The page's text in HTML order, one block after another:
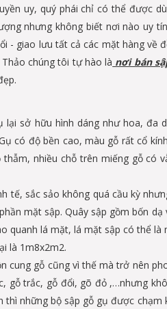
uy, quý phái chỉ có thể được
nhưng không biết nơi nào uy
- giao lưu tất cả các mặt hàng về
chúng tôi tự hào là nơi bán
sở hữu hình dáng như hoa, đa
có độ bền cao, màu gỗ rất cổ
nhiều chỗ trên miếng gỗ có
tế, sắc sảo không quá cầu kỳ
mặt sập. Quây sập gồm bốn dạ
quanh lá mặt, lá mặt sập có thể là
là 1m8x2m2.
cung gỗ cũng vì thế mà trở nên
gỗ trắc, gỗ đổi, gõ đỏ ,…nhưng
những bộ sập gỗ gụ được chạm